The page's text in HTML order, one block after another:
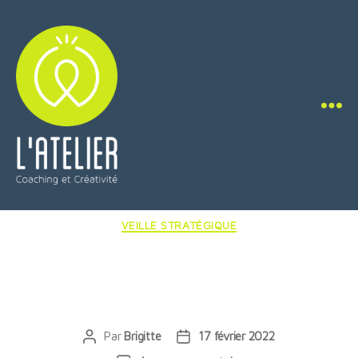
Coaching
Catégories
VEILLE STRATÉGIQUE
Auteur
Par Brigitte
Date17 février 2022